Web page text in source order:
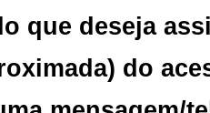
que deseja
do